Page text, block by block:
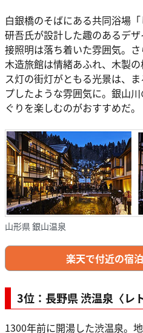
白銀橋のそばにある共同浴場
研吾氏が設計した趣のあるデ
接照明は落ち着いた雰囲気。
木造旅館は情緒あふれ、木製
ス灯の街灯がともる光景は、
プしたような雰囲気に。銀山
ぐりを楽しむのがおすすめだ。
山形県 銀山温泉
楽天で付近の宿
3位：長野県 渋温泉〈レ
1300年前に開湯した渋温泉。